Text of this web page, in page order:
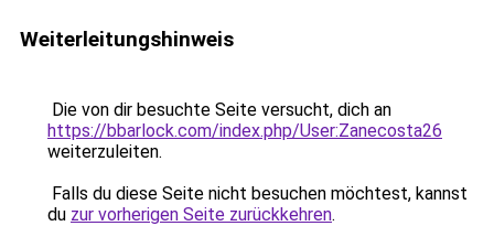
Weiterleitungshinweis
Die von dir besuchte Seite versucht, dich an
https://bbarlock.com/index.php/User:Zanecosta26
weiterzuleiten.
Falls du diese Seite nicht besuchen möchtest, kannst
du zur vorherigen Seite zurückkehren.